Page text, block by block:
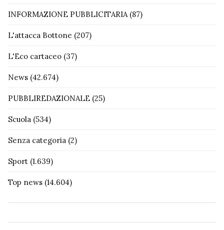
INFORMAZIONE PUBBLICITARIA(87)
L'attacca Bottone (207)
L'Eco cartaceo (37)
News (42.674)
PUBBLIREDAZIONALE (25)
Scuola (534)
Senza categoria (2)
Sport (1.639)
Top news (14.604)